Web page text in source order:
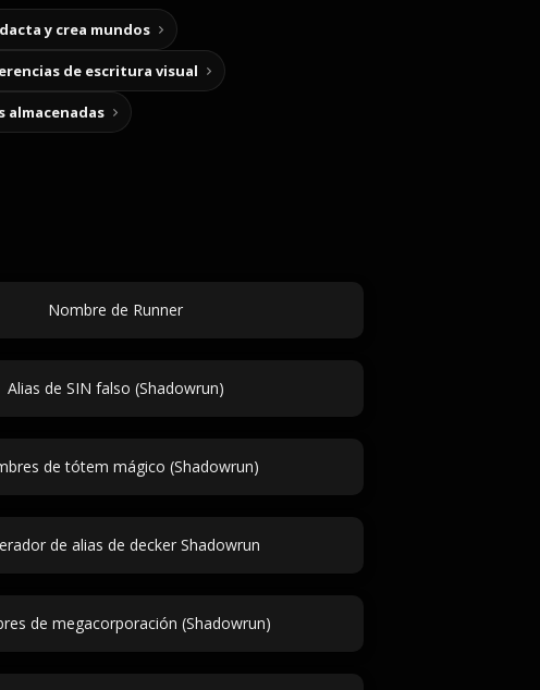
y crea mundos
de escritura visual
almacenadas
Nombre de Runner
Alias de SIN falso (Shadowrun)
de tótem mágico (Shadowrun)
de alias de decker Shadowrun
de megacorporación (Shadowrun)